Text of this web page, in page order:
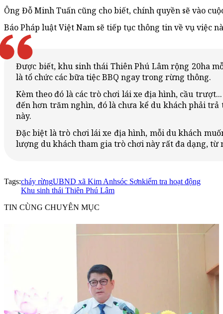
Ông Đỗ Minh Tuấn cũng cho biết, chính quyền sẽ vào
Báo Pháp luật Việt Nam sẽ tiếp tục thông tin về vụ việc
Được biết, khu sinh thái Thiên Phú Lâm rộng 20ha
là tổ chức các bữa tiệc BBQ ngay trong rừng thông.
Kèm theo đó là các trò chơi lái xe địa hình, cầu
đến hơn trăm nghìn, đó là chưa kể du khách phải
này.
Đặc biệt là trò chơi lái xe địa hình, mỗi du khách
lượng du khách tham gia trò chơi này rất đa dạng, từ
Tags:cháy rừngUBND xã Kim Anhsóc Sơnkiểm tra hoạt động
Khu sinh thái Thiên Phú Lâm
TIN CÙNG CHUYÊN MỤC